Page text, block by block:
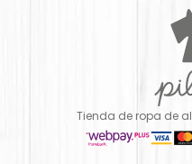
Tienda de ropa de